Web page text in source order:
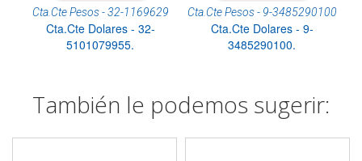
Cta.Cte Pesos - 32-1169629
Cta.Cte Dolares - 32-
5101079955.
Cta.Cte Pesos - 9-3485290100
Cta.Cte Dolares - 9-
3485290100.
También le podemos sugerir: